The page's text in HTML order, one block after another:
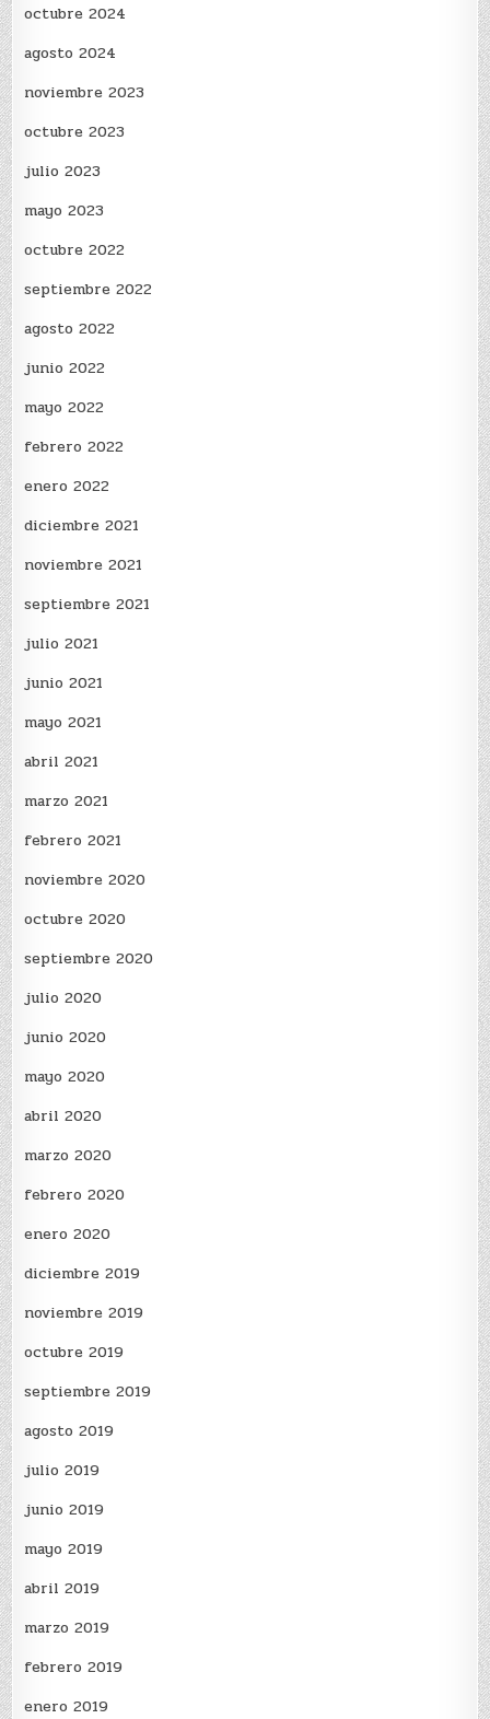
octubre 2024
agosto 2024
noviembre 2023
octubre 2023
julio 2023
mayo 2023
octubre 2022
septiembre 2022
agosto 2022
junio 2022
mayo 2022
febrero 2022
enero 2022
diciembre 2021
noviembre 2021
septiembre 2021
julio 2021
junio 2021
mayo 2021
abril 2021
marzo 2021
febrero 2021
noviembre 2020
octubre 2020
septiembre 2020
julio 2020
junio 2020
mayo 2020
abril 2020
marzo 2020
febrero 2020
enero 2020
diciembre 2019
noviembre 2019
octubre 2019
septiembre 2019
agosto 2019
julio 2019
junio 2019
mayo 2019
abril 2019
marzo 2019
febrero 2019
enero 2019